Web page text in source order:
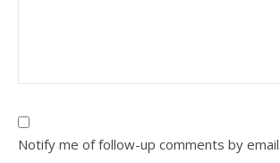
Notify me of follow-up comments by email.